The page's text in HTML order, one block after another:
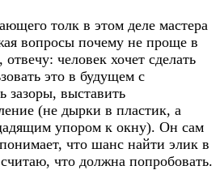
толк в этом деле мастера
вопросы почему не проще в
человек хочет сделать
это в будущем с
зазоры, выставить
(не дырки в пластик, а
упором к окну). Он сам
что шанс найти элик в
что должна попробовать.